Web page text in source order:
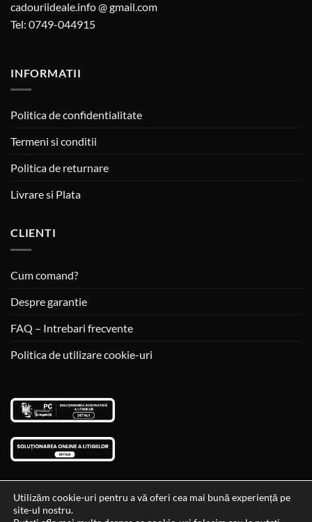
cadouriideale.info @ gmail.com
Tel: 0749-044915
INFORMATII
Politica de confidentialitate
Termeni si conditii
Politica de returnare
Livrare si Plata
CLIENTI
Cum comand?
Despre garantie
FAQ – Intrebari frecvente
Politica de utilizare cookie-uri
Utilizăm cookie-uri pentru a vă oferi cea mai bună experiență pe
site-ul nostru.